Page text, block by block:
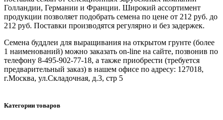
Голландии, Германии и Франции. Широкий ассортимент
продукции позволяет подобрать семена по цене от 212 руб. до
212 руб. Поставки производятся регулярно и без задержек.
Семена буддлеи для выращивания на открытом грунте (более
1 наименований) можно заказать on-line на сайте, позвонив по
телефону 8-495-902-77-18, а также приобрести (требуется
предварительный заказ) в нашем офисе по адресу: 127018,
г.Москва, ул.Складочная, д.3, стр 5
Категории товаров